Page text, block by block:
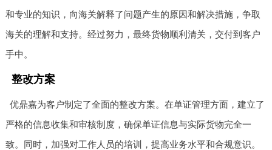
和专业的知识，向海关解释了问题产生的原因和解决措施，争取
海关的理解和支持。经过努力，最终货物顺利清关，交付到客户
手中。
整改方案
优鼎嘉为客户制定了全面的整改方案。在单证管理方面，建立了
严格的信息收集和审核制度，确保单证信息与实际货物完全一
致。同时，加强对工作人员的培训，提高业务水平和合规意识。